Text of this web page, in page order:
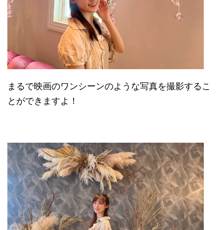
まるで映画のワンシーンのような写真を撮影するこ
とができますよ！